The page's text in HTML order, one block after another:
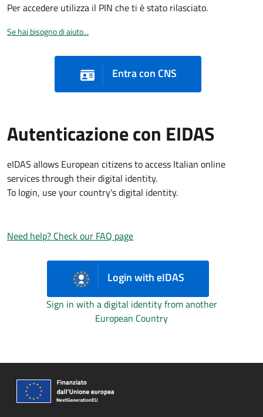
Per accedere utilizza il PIN che ti è stato rilasciato.
Se hai bisogno di aiuto...
Entra con CNS
Autenticazione con EIDAS
eIDAS allows European citizens to access Italian online
services through their digital identity.
To login, use your country's digital identity.
Need help? Check our FAQ page
Login with eIDAS
Sign in with a digital identity from another
European Country